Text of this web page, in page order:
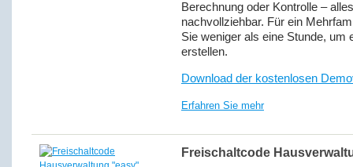
Berechnung oder Kontrolle –
nachvollziehbar. Für ein
Sie weniger als eine Stunde, um
erstellen.
Download der kostenlosen
Erfahren Sie mehr
Freischaltcode